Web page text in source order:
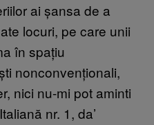
ai șansa de a
locuri, pe care unii
în spațiu
nonconvenționali,
nici nu-mi pot aminti
nr. 1, da’